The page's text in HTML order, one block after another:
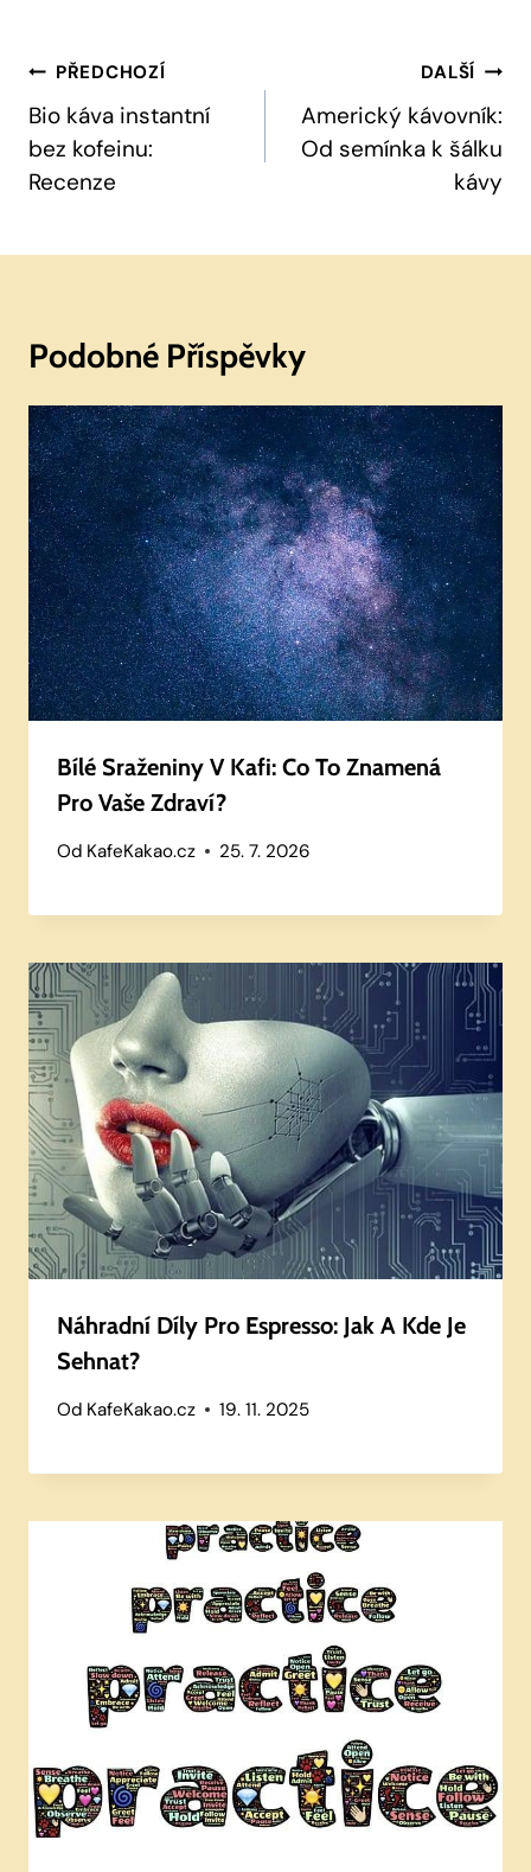
Navigace
Pro
Příspěvek
PŘEDCHOZÍ
Bio káva instantní
bez kofeinu:
Recenze
DALŠÍ
Americký kávovník:
Od semínka k šálku
kávy
Podobné Příspěvky
Bílé Sraženiny V Kafi: Co To Znamená
Pro Vaše Zdraví?
Od KafeKakao.cz 25. 7. 2026
Náhradní Díly Pro Espresso: Jak A Kde Je
Sehnat?
Od KafeKakao.cz 19. 11. 2025